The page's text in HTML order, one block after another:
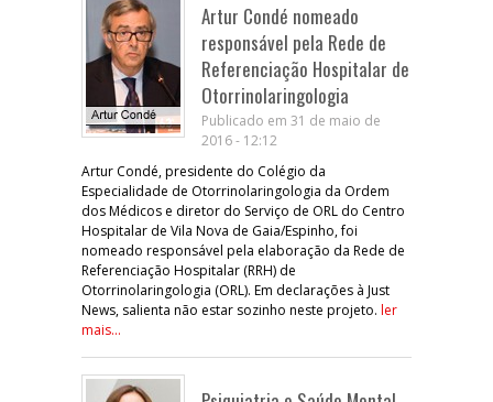
Artur Condé nomeado
responsável pela Rede de
Referenciação Hospitalar de
Otorrinolaringologia
Publicado em 31 de maio de
2016 - 12:12
Artur Condé, presidente do Colégio da
Especialidade de Otorrinolaringologia da Ordem
dos Médicos e diretor do Serviço de ORL do Centro
Hospitalar de Vila Nova de Gaia/Espinho, foi
nomeado responsável pela elaboração da Rede de
Referenciação Hospitalar (RRH) de
Otorrinolaringologia (ORL). Em declarações à Just
News, salienta não estar sozinho neste projeto. ler
mais...